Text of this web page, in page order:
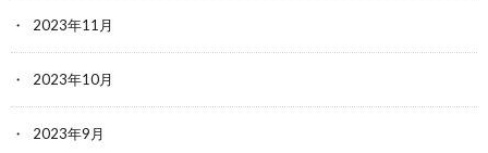
2023年11月
2023年10月
2023年9月